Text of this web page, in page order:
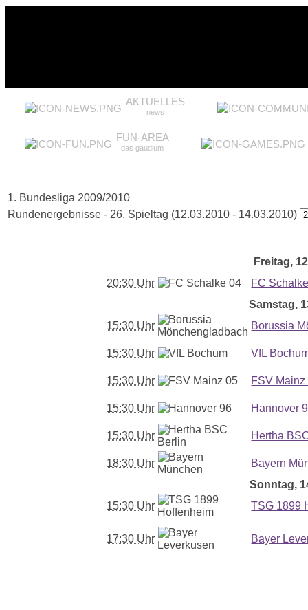
AKTUELLES
news
FUN-AREA
das gaudium
1. Bundesliga 2009/2010
Rundenergebnisse - 26. Spieltag (12.03.2010 - 14.03.2010)
Freitag,
20:30 Uhr
FC
Samstag,
15:30 Uhr
Borussia
15:30 Uhr VfL
15:30 Uhr FSV Mainz
15:30 Uhr Hannover
15:30 Uhr Hertha
18:30 Uhr
Bayern
Sonntag,
15:30 Uhr
TSG 1899
17:30 Uhr Bayer